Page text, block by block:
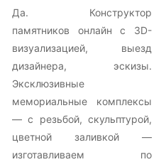
Да. Конструктор
памятников онлайн с 3D-
визуализацией, выезд
дизайнера, эскизы.
Эксклюзивные
мемориальные комплексы
— с резьбой, скульптурой,
цветной заливкой —
изготавливаем по